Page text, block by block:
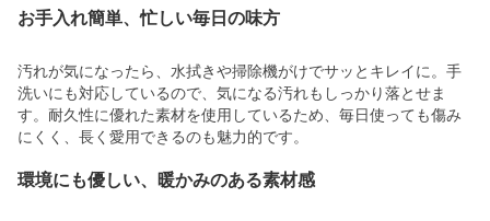
お手入れ簡単、忙しい毎日の味方
汚れが気になったら、水拭きや掃除機がけでサッとキレイに。手
洗いにも対応しているので、気になる汚れもしっかり落とせま
す。耐久性に優れた素材を使用しているため、毎日使っても傷み
にくく、長く愛用できるのも魅力的です。
環境にも優しい、暖かみのある素材感